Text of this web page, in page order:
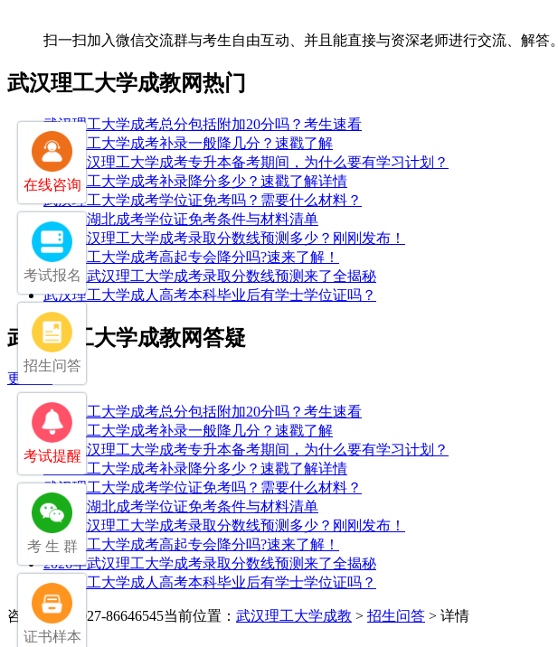
扫一扫加入微信交流群与考生自由互动、并且能直接与资深老师进行交流、解答。
武汉理工大学成教网热门
武汉理工大学成考总分包括附加20分吗？考生速看
武汉理工大学成考补录一般降几分？速戳了解
25年武汉理工大学成考专升本备考期间，为什么要有学习计划？
武汉理工大学成考补录降分多少？速戳了解详情
武汉理工大学成考学位证免考吗？需要什么材料？
2026年湖北成考学位证免考条件与材料清单
2025武汉理工大学成考录取分数线预测多少？刚刚发布！
武汉理工大学成考高起专会降分吗?速来了解！
2026年武汉理工大学成考录取分数线预测来了全揭秘
武汉理工大学成人高考本科毕业后有学士学位证吗？
武汉理工大学成教网答疑
更多>>
武汉理工大学成考总分包括附加20分吗？考生速看
武汉理工大学成考补录一般降几分？速戳了解
25年武汉理工大学成考专升本备考期间，为什么要有学习计划？
武汉理工大学成考补录降分多少？速戳了解详情
武汉理工大学成考学位证免考吗？需要什么材料？
2026年湖北成考学位证免考条件与材料清单
2025武汉理工大学成考录取分数线预测多少？刚刚发布！
武汉理工大学成考高起专会降分吗?速来了解！
2026年武汉理工大学成考录取分数线预测来了全揭秘
武汉理工大学成人高考本科毕业后有学士学位证吗？
咨询电话：027-86646545当前位置： 武汉理工大学成教 > 招生问答 > 详情
在线咨询
考试报名
招生问答
考试提醒
考 生 群
证书样本